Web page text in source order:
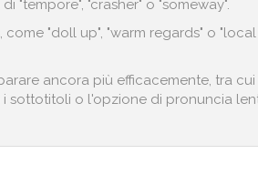
"tempore", "crasher" o "someway".
"doll up", "warm regards" o
ancora più efficacemente, tra
sottotitoli o l'opzione di pronuncia